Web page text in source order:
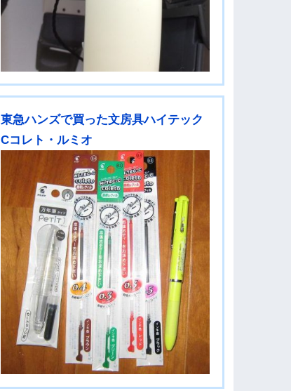
東急ハンズで買った文房具ハイテック
Cコレト・ルミオ